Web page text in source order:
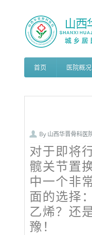
首页 医院概况
By 山西华晋骨科医
对于即将
髋关节置
中一个非
面的选择
乙烯？还
豫！